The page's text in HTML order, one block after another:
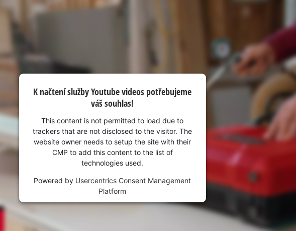
Management Platform
K načtení služby Youtube videos potřebujeme
váš souhlas!
This content is not permitted to load due to
trackers that are not disclosed to the visitor. The
website owner needs to setup the site with their
CMP to add this content to the list of
technologies used.
Powered by Usercentrics Consent Management
Platform